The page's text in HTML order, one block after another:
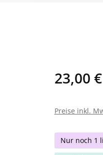
23,00 €
Preise inkl.
Nur noch 1